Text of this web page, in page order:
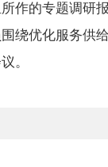
作的专题调研
绕优化服务供
。